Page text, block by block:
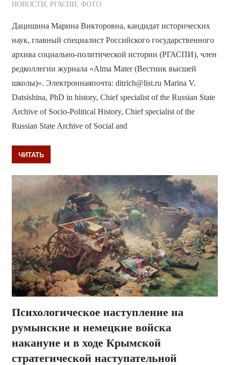
НОВОСТИ, РГАСПИ, ФОТО
Дацишина Марина Викторовна, кандидат исторических
наук, главный специалист Российского государственного
архива социально-политической истории (РГАСПИ), член
редколлегии журнала «Alma Mater (Вестник высшей
школы)». Электроннаяпочта: ditrich@list.ru Marina V.
Datsishina, PhD in history, Chief specialist of the Russian State
Archive of Socio-Political History, Chief specialist of the
Russian State Archive of Social and
ЧИТАТЬ
Психологическое наступление на
румынские и немецкие войска
накануне и в ходе Крымской
стратегической наступательной